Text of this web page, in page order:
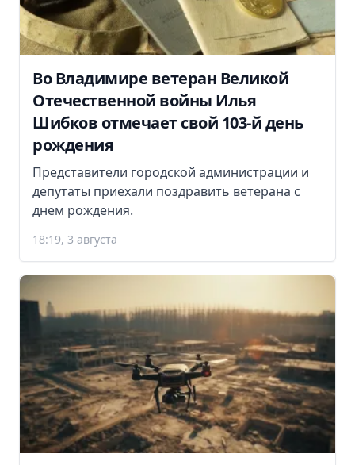
Во Владимире ветеран Великой
Отечественной войны Илья
Шибков отмечает свой 103-й день
рождения
Представители городской администрации и
депутаты приехали поздравить ветерана с
днем рождения.
18:19, 3 августа